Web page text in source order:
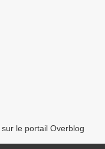
le portail Overblog